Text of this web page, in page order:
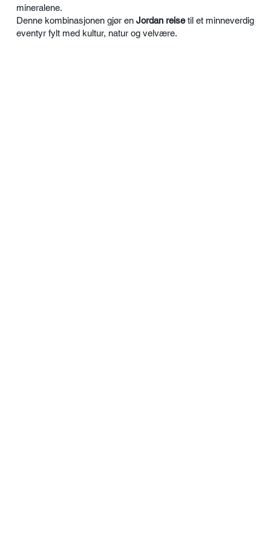
mineralene.
Denne kombinasjonen gjør enJordan reisetil et minneverdig
eventyr fylt med kultur, natur og velvære.